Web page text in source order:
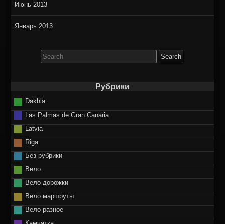
Июнь 2013
Январь 2013
for:
Рубрики
Dakhla
Las Palmas de Gran Canaria
Latvia
Riga
Без рубрики
Вело
Вело дорожки
Вело маршруты
Вело разное